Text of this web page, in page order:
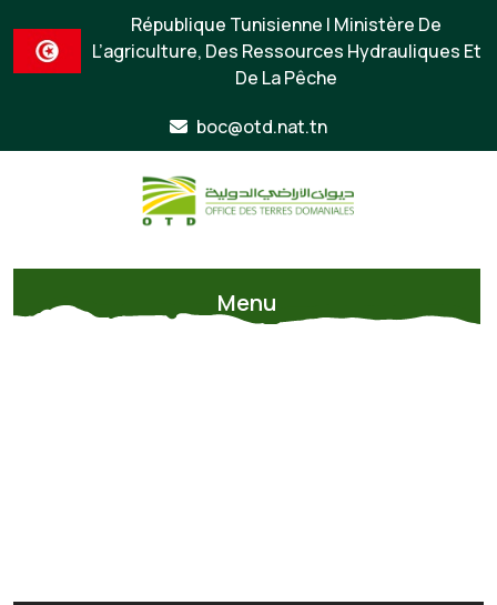
République Tunisienne | Ministère De
L’agriculture, Des Ressources Hydrauliques Et
De La Pêche
boc@otd.nat.tn
Menu